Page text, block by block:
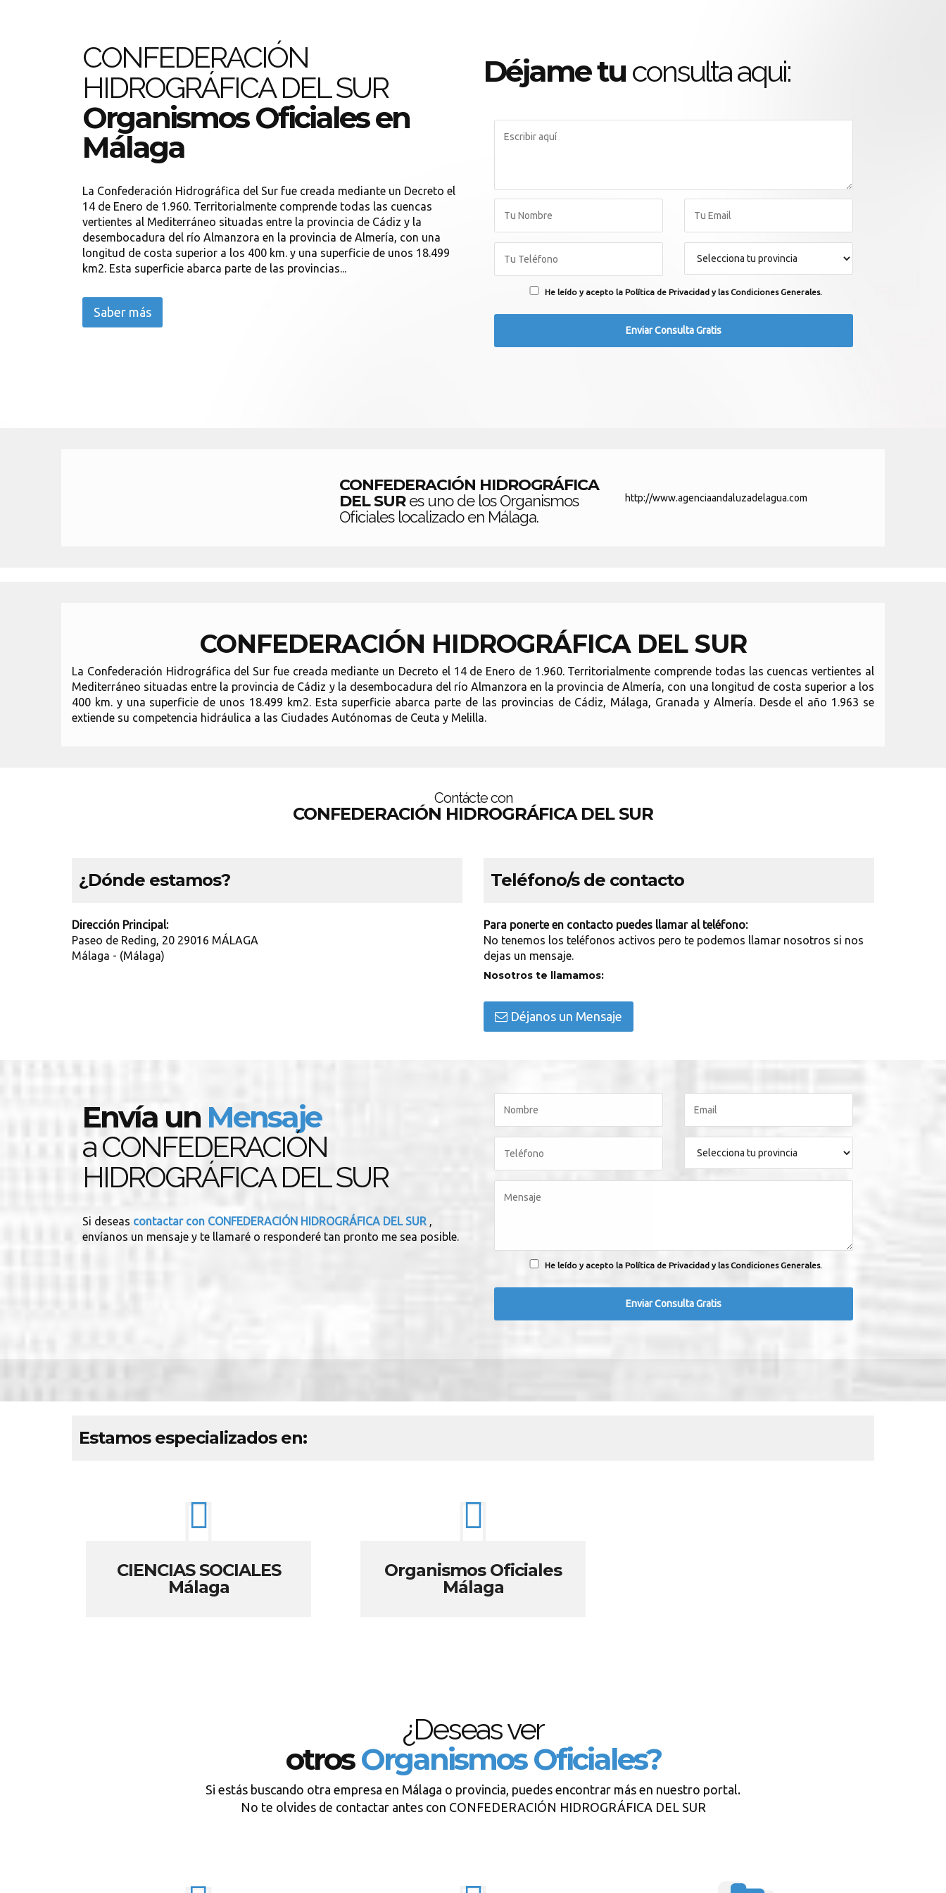
CONFEDERACIÓN
HIDROGRÁFICA DEL SUR
Organismos Oficiales en
Málaga
La Confederación Hidrográfica del Sur fue creada mediante un Decreto el
14 de Enero de 1.960. Territorialmente comprende todas las cuencas
vertientes al Mediterráneo situadas entre la provincia de Cádiz y la
desembocadura del río Almanzora en la provincia de Almería, con una
longitud de costa superior a los 400 km. y una superficie de unos 18.499
km2. Esta superficie abarca parte de las provincias...
Saber más
Déjame tu consulta aqui:
He leído y acepto la Política de Privacidad y las Condiciones Generales.
CONFEDERACIÓN HIDROGRÁFICA
DEL SURes uno de los Organismos
Oficiales localizado en Málaga.
http://www.agenciaandaluzadelagua.com
CONFEDERACIÓN HIDROGRÁFICA DEL SUR
La Confederación Hidrográfica del Sur fue creada mediante un Decreto el 14 de Enero de 1.960. Territorialmente comprende todas las cuencas vertientes al
Mediterráneo situadas entre la provincia de Cádiz y la desembocadura del río Almanzora en la provincia de Almería, con una longitud de costa superior a los
400 km. y una superficie de unos 18.499 km2. Esta superficie abarca parte de las provincias de Cádiz, Málaga, Granada y Almería. Desde el año 1.963 se
extiende su competencia hidráulica a las Ciudades Autónomas de Ceuta y Melilla.
Contácte con
CONFEDERACIÓN HIDROGRÁFICA DEL SUR
¿Dónde estamos?
Dirección Principal:
Paseo de Reding, 20 29016 MÁLAGA
Málaga - (Málaga)
Teléfono/s de contacto
Para ponerte en contacto puedes llamar al teléfono:
No tenemos los teléfonos activos pero te podemos llamar nosotros si nos
dejas un mensaje.
Nosotros te llamamos:
Déjanos un Mensaje
Envía un Mensaje
a CONFEDERACIÓN
HIDROGRÁFICA DEL SUR
Si deseas contactar con CONFEDERACIÓN HIDROGRÁFICA DEL SUR ,
envíanos un mensaje y te llamaré o responderé tan pronto me sea posible.
He leído y acepto la Política de Privacidad y las Condiciones Generales.
Estamos especializados en:
CIENCIAS SOCIALES
Málaga
Organismos Oficiales
Málaga
¿Deseas ver
otrosOrganismos Oficiales?
Si estás buscando otra empresa en Málaga o provincia, puedes encontrar más en nuestro portal.
No te olvides de contactar antes con CONFEDERACIÓN HIDROGRÁFICA DEL SUR